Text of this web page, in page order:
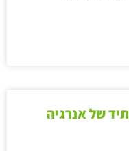
של אנרגיה